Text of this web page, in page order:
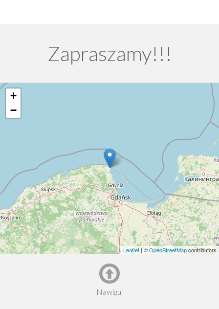
Zapraszamy!!!
+
−
Leaflet | ©OpenStreetMapcontributors
Nawiguj